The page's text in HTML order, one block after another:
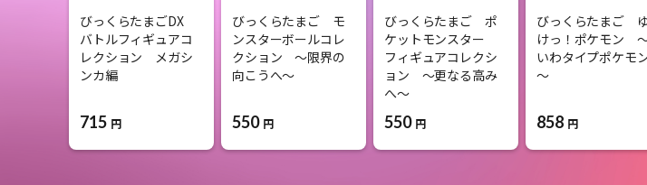
びっくらたまごDX
バトルフィギュアコ
レクション メガシ
ンカ編
715 円
びっくらたまご モ
ンスターボールコレ
クション ～限界の
向こうへ～
550 円
びっくらたまご ポ
ケットモンスター
フィギュアコレクシ
ョン ～更なる高み
へ～
550 円
びっくらたまご
けっ！ポケモン
いわタイプポケモ
～
858 円